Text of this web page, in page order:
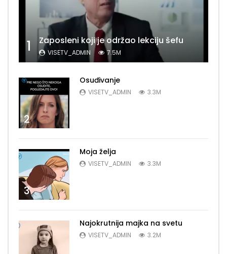
1 Zaposleni koji je održao lekciju šefu
VISETV_ADMIN 7.5M
2
Osuđivanje
VISETV_ADMIN 3.3M
3
Moja želja
VISETV_ADMIN 3.3M
Najokrutnija majka na svetu
VISETV_ADMIN 3.2M